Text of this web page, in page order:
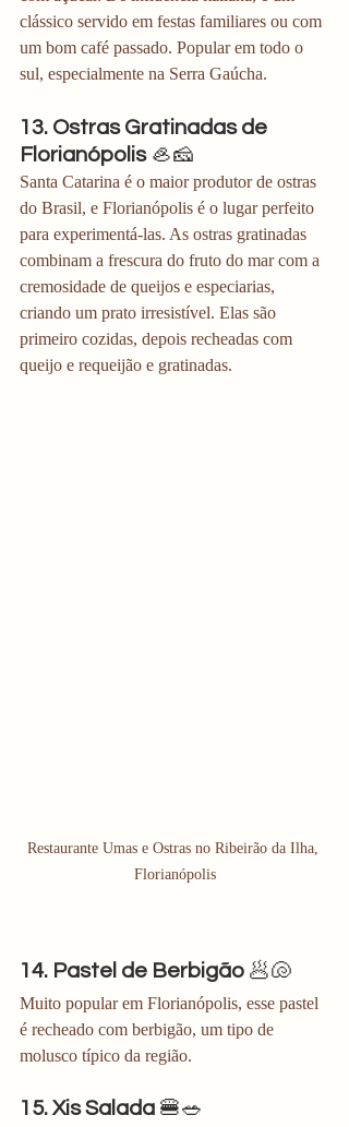
clássico servido em festas familiares ou com
um bom café passado. Popular em todo o
sul, especialmente na Serra Gaúcha.
13. Ostras Gratinadas de
Florianópolis 🦪🧀
Santa Catarina é o maior produtor de ostras
do Brasil, e Florianópolis é o lugar perfeito
para experimentá-las. As ostras gratinadas
combinam a frescura do fruto do mar com a
cremosidade de queijos e especiarias,
criando um prato irresistível. Elas são
primeiro cozidas, depois recheadas com
queijo e requeijão e gratinadas.
Restaurante Umas e Ostras no Ribeirão da Ilha,
Florianópolis
14. Pastel de Berbigão 🥟🐚
Muito popular em Florianópolis, esse pastel
é recheado com berbigão, um tipo de
molusco típico da região.
15. Xis Salada 🍔🥗